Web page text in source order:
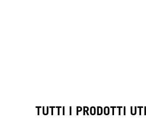
TUTTI I PRODOTTI